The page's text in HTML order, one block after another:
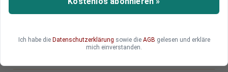
Frankreichs Probleme sind ein Sprengsatz für die
Richtige die Wahl gewinnen muss.
Ich habe die Datenschutzerklärung sowie die AGB gelesen und erkläre
mich einverstanden.